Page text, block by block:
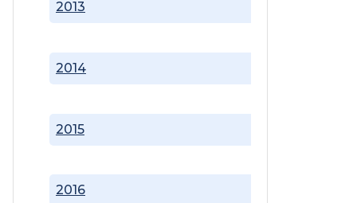
2013
2014
2015
2016